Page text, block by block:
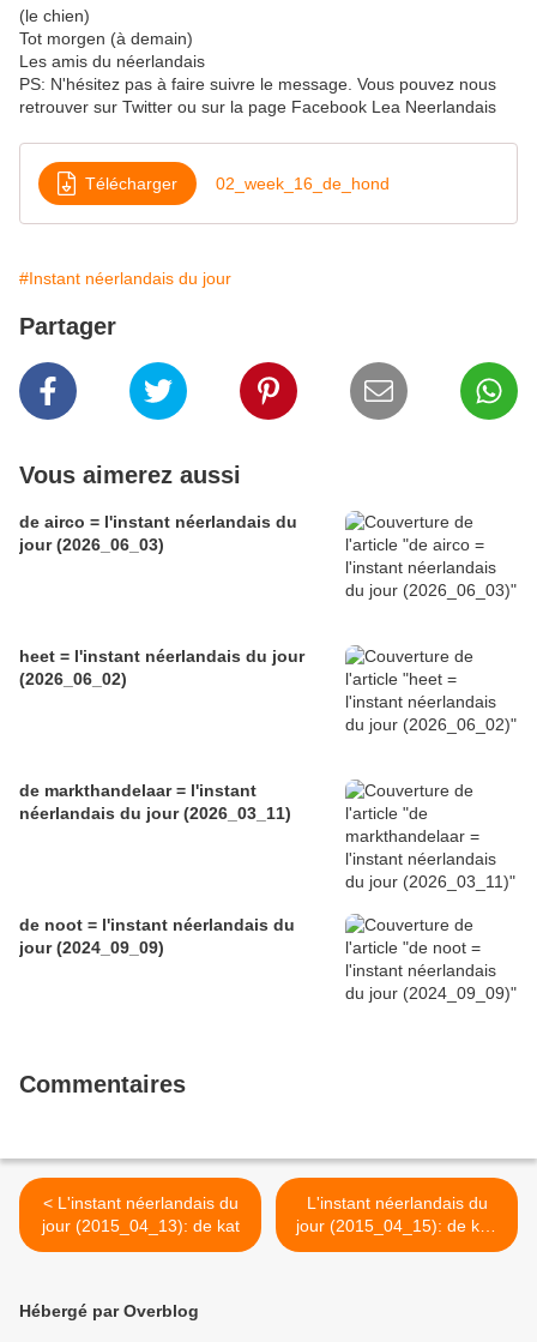
(le chien)
Tot morgen (à demain)
Les amis du néerlandais
PS: N'hésitez pas à faire suivre le message. Vous pouvez nous
retrouver sur Twitter ou sur la page Facebook Lea Neerlandais
Télécharger 02_week_16_de_hond
#Instant néerlandais du jour
Partager
Vous aimerez aussi
de airco = l'instant néerlandais du
jour (2026_06_03)
heet = l'instant néerlandais du jour
(2026_06_02)
de markthandelaar = l'instant
néerlandais du jour (2026_03_11)
de noot = l'instant néerlandais du
jour (2024_09_09)
Commentaires
< L'instant néerlandais du
jour (2015_04_13): de kat
L'instant néerlandais du
jour (2015_04_15): de koe
>
Hébergé par Overblog